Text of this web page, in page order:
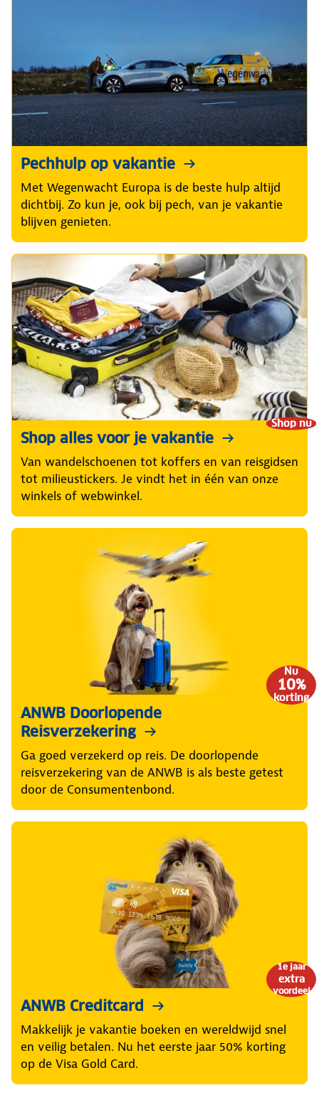
Pechhulp op vakantie
Met Wegenwacht Europa is de beste hulp altijd
dichtbij. Zo kun je, ook bij pech, van je vakantie
blijven genieten.
Shop nu
Shop alles voor je vakantie
Van wandelschoenen tot koffers en van reisgidsen
tot milieustickers. Je vindt het in één van onze
winkels of webwinkel.
Nu
10%
korting
ANWB Doorlopende
Reisverzekering
Ga goed verzekerd op reis. De doorlopende
reisverzekering van de ANWB is als beste getest
door de Consumentenbond.
1e jaar
extra
voordeel
ANWB Creditcard
Makkelijk je vakantie boeken en wereldwijd snel
en veilig betalen. Nu het eerste jaar 50% korting
op de Visa Gold Card.